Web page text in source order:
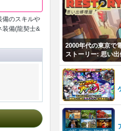
備のスキルや
装備(龍契士&
2000年代の東京で
ストーリー: 思い
amで配信開始